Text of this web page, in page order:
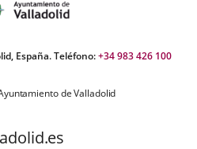
España. Teléfono:+34 983 426 100
de Valladolid